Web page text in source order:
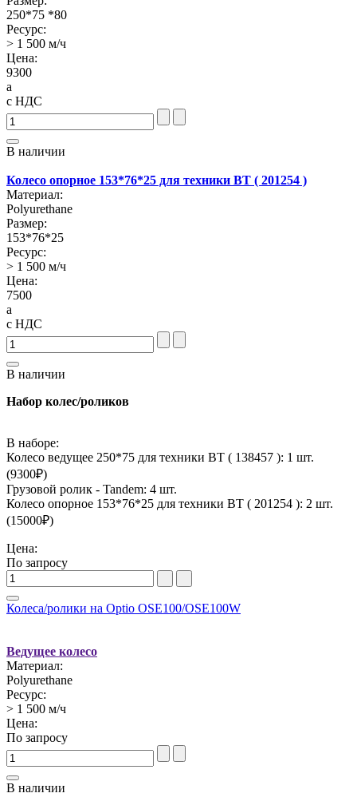
250*75 *80
Ресурс:
> 1 500 м/ч
Цена:
9300
a
с НДС
В наличии
Колесо опорное 153*76*25 для техники BT ( 201254 )
Материал:
Polyurethane
Размер:
153*76*25
Ресурс:
> 1 500 м/ч
Цена:
7500
a
с НДС
В наличии
Набор колес/роликов
В наборе:
Колесо ведущее 250*75 для техники BT ( 138457 ): 1 шт.
(9300₽)
Грузовой ролик - Tandem: 4 шт.
Колесо опорное 153*76*25 для техники BT ( 201254 ): 2 шт.
(15000₽)
Цена:
По запросу
Колеса/ролики на Optio OSE100/OSE100W
Ведущее колесо
Материал:
Polyurethane
Ресурс:
> 1 500 м/ч
Цена:
По запросу
В наличии